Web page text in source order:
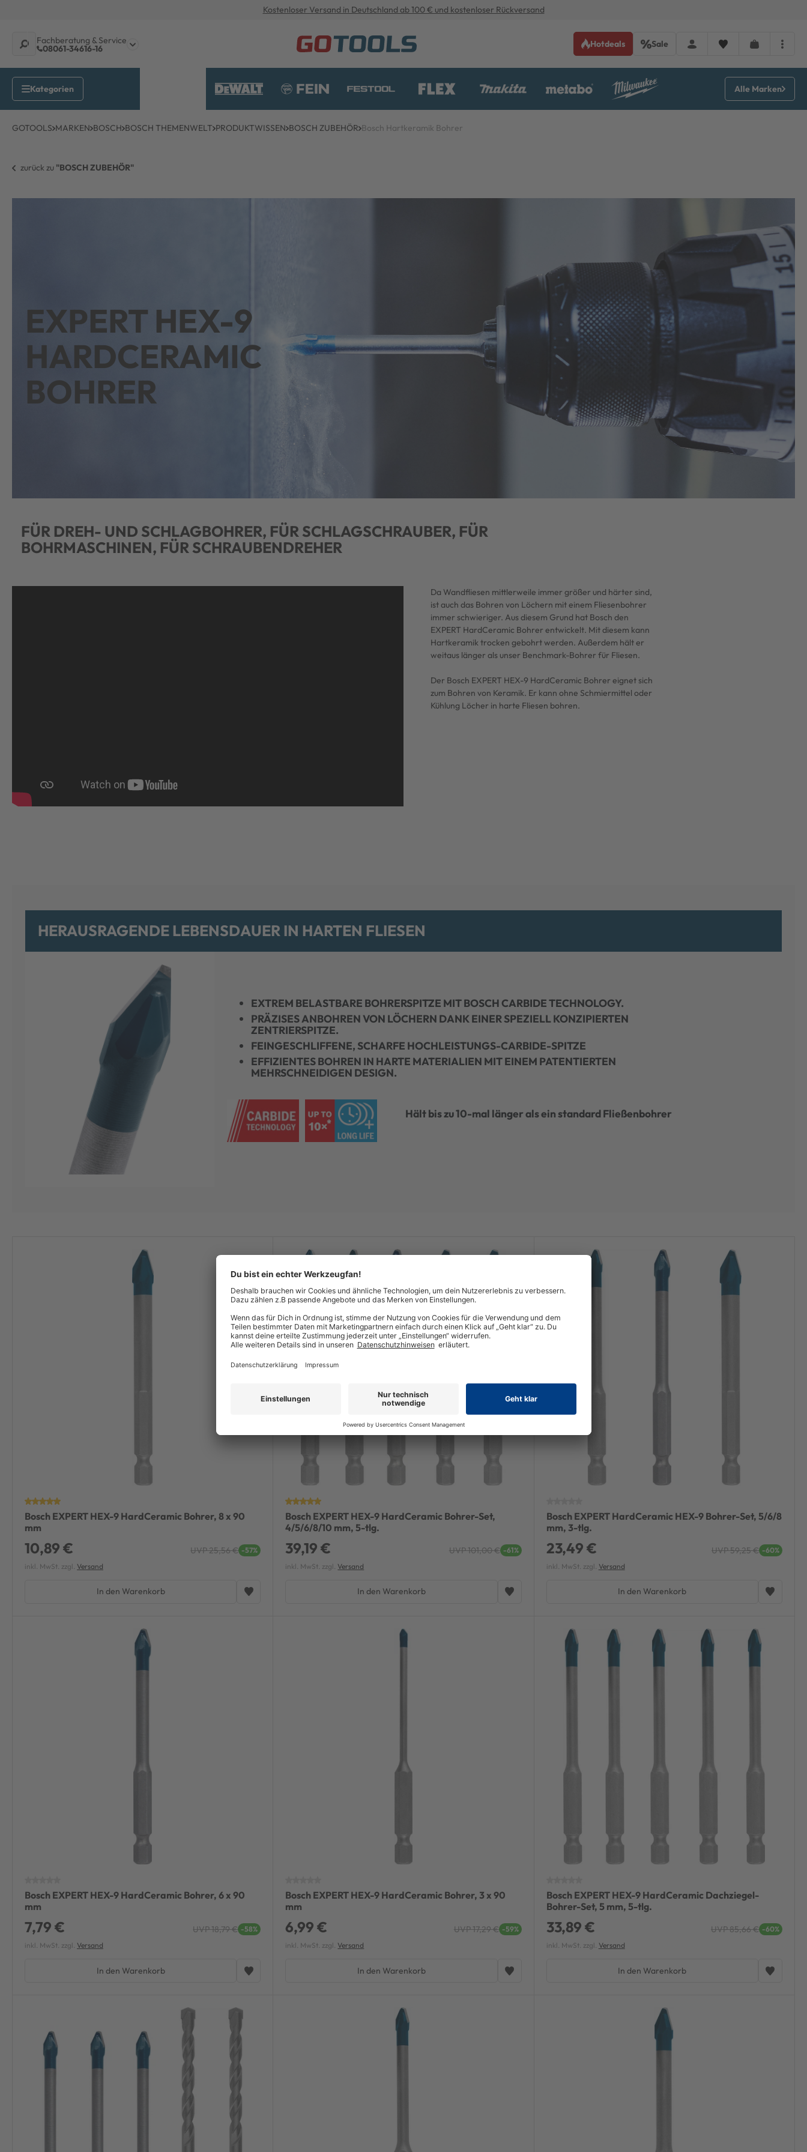
Kostenloser Versand in Deutschland ab 100 € und kostenloser Rückversand
Fachberatung & Service
08061-34616-16 Hotdeals Sale
Alle Marken
GOTOOLS MARKEN BOSCH BOSCH THEMENWELT PRODUKTWISSEN BOSCH ZUBEHÖR Bosch Hartkeramik Bohrer
zurück zu "BOSCH ZUBEHÖR"
EXPERT HEX-9
HARDCERAMIC
BOHRER
FÜR DREH- UND SCHLAGBOHRER, FÜR SCHLAGSCHRAUBER, FÜR
BOHRMASCHINEN, FÜR SCHRAUBENDREHER
Da Wandfliesen mittlerweile immer größer und härter sind,
ist auch das Bohren von Löchern mit einem Fliesenbohrer
immer schwieriger. Aus diesem Grund hat Bosch den
EXPERT HardCeramic Bohrer entwickelt. Mit diesem kann
Hartkeramik trocken gebohrt werden. Außerdem hält er
weitaus länger als unser Benchmark-Bohrer für Fliesen.
Der Bosch EXPERT HEX-9 HardCeramic Bohrer eignet sich
zum Bohren von Keramik. Er kann ohne Schmiermittel oder
Kühlung Löcher in harte Fliesen bohren.
HERAUSRAGENDE LEBENSDAUER IN HARTEN FLIESEN
EXTREM BELASTBARE BOHRERSPITZE MIT BOSCH CARBIDE TECHNOLOGY.
PRÄZISES ANBOHREN VON LÖCHERN DANK EINER SPEZIELL KONZIPIERTEN
ZENTRIERSPITZE.
FEINGESCHLIFFENE, SCHARFE HOCHLEISTUNGS-CARBIDE-SPITZE
EFFIZIENTES BOHREN IN HARTE MATERIALIEN MIT EINEM PATENTIERTEN
MEHRSCHNEIDIGEN DESIGN.
Hält bis zu 10-mal länger als ein standard Fließenbohrer
Bosch EXPERT HEX-9 HardCeramic Bohrer, 8 x 90
mm
10,89 € UVP 25,56 € -57%
inkl. MwSt. zzgl. Versand
In den Warenkorb
Bosch EXPERT HEX-9 HardCeramic Bohrer-Set,
4/5/6/8/10 mm, 5-tlg.
39,19 € UVP 101,00 € -61%
inkl. MwSt. zzgl. Versand
In den Warenkorb
Bosch EXPERT HardCeramic HEX-9 Bohrer-Set, 5/6/8
mm, 3-tlg.
23,49 € UVP 59,25 € -60%
inkl. MwSt. zzgl. Versand
In den Warenkorb
Bosch EXPERT HEX-9 HardCeramic Bohrer, 6 x 90
mm
7,79 € UVP 18,79 € -58%
inkl. MwSt. zzgl. Versand
In den Warenkorb
Bosch EXPERT HEX-9 HardCeramic Bohrer, 3 x 90
mm
6,99 € UVP 17,29 € -59%
inkl. MwSt. zzgl. Versand
In den Warenkorb
Bosch EXPERT HEX-9 HardCeramic Dachziegel-
Bohrer-Set, 5 mm, 5-tlg.
33,89 € UVP 85,66 € -60%
inkl. MwSt. zzgl. Versand
In den Warenkorb